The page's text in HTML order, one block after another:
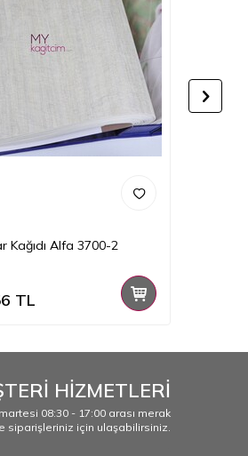
Kağıdı Alfa 3700-2
TL
HİZMETLERİ
08:30 - 17:00 arası merak
siparişleriniz için ulaşabilirsiniz.